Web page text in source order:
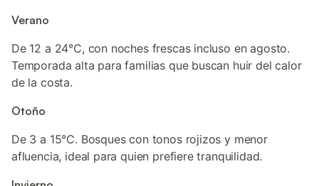
Verano
De 12 a 24°C, con noches frescas incluso en agosto.
Temporada alta para familias que buscan huir del calor
de la costa.
Otoño
De 3 a 15°C. Bosques con tonos rojizos y menor
afluencia, ideal para quien prefiere tranquilidad.